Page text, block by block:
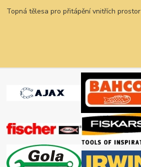
Topná tělesa pro přitápění vnitřích prostor